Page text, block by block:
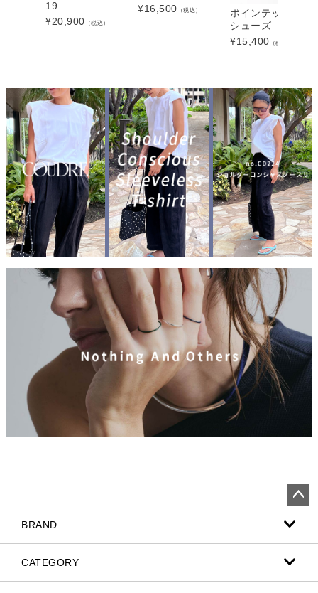
19
¥20,900 （税込）
¥16,500 （税込）
ポインテッドフラ
シューズ 771166
¥15,400 （税込）
ジト
ップ
へ
BRAND
CATEGORY